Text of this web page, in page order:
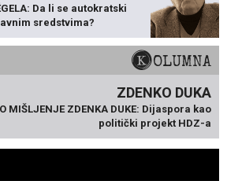
Da li se autokratski
sredstvima?
KOLUMNA
ZDENKO DUKA
MIŠLJENJE ZDENKA DUKE: Dijaspora kao
politički projekt HDZ-a